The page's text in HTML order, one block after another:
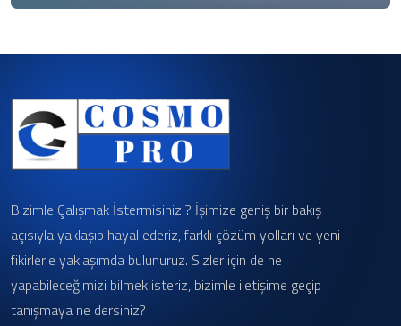
Bizimle Çalışmak İstermisiniz ? İşimize geniş bir bakış
açısıyla yaklaşıp hayal ederiz, farklı çözüm yolları ve yeni
fikirlerle yaklaşımda bulunuruz. Sizler için de ne
yapabileceğimizi bilmek isteriz, bizimle iletişime geçip
tanışmaya ne dersiniz?